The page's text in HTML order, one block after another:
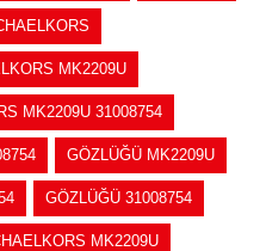
MK2209U
MK2209U 31008754
GÖZLÜĞÜ MK2209U
GÖZLÜĞÜ 31008754
MK2209U